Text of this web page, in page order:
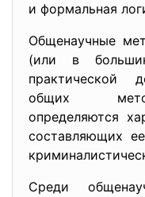
и формальная
Общенаучные
(или в
практической
общих
определяются
составляющих
Среди